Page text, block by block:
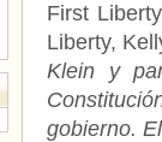
First
Liberty,
Klein y
gobierno.